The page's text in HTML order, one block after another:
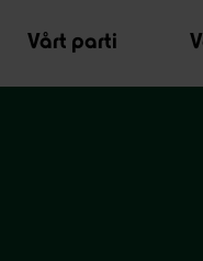
Vårt parti